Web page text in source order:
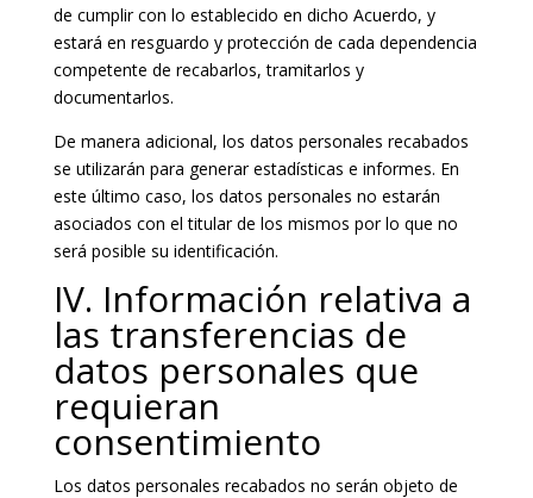
de cumplir con lo establecido en dicho Acuerdo, y
estará en resguardo y protección de cada dependencia
competente de recabarlos, tramitarlos y
documentarlos.
De manera adicional, los datos personales recabados
se utilizarán para generar estadísticas e informes. En
este último caso, los datos personales no estarán
asociados con el titular de los mismos por lo que no
será posible su identificación.
IV. Información relativa a
las transferencias de
datos personales que
requieran
consentimiento
Los datos personales recabados no serán objeto de